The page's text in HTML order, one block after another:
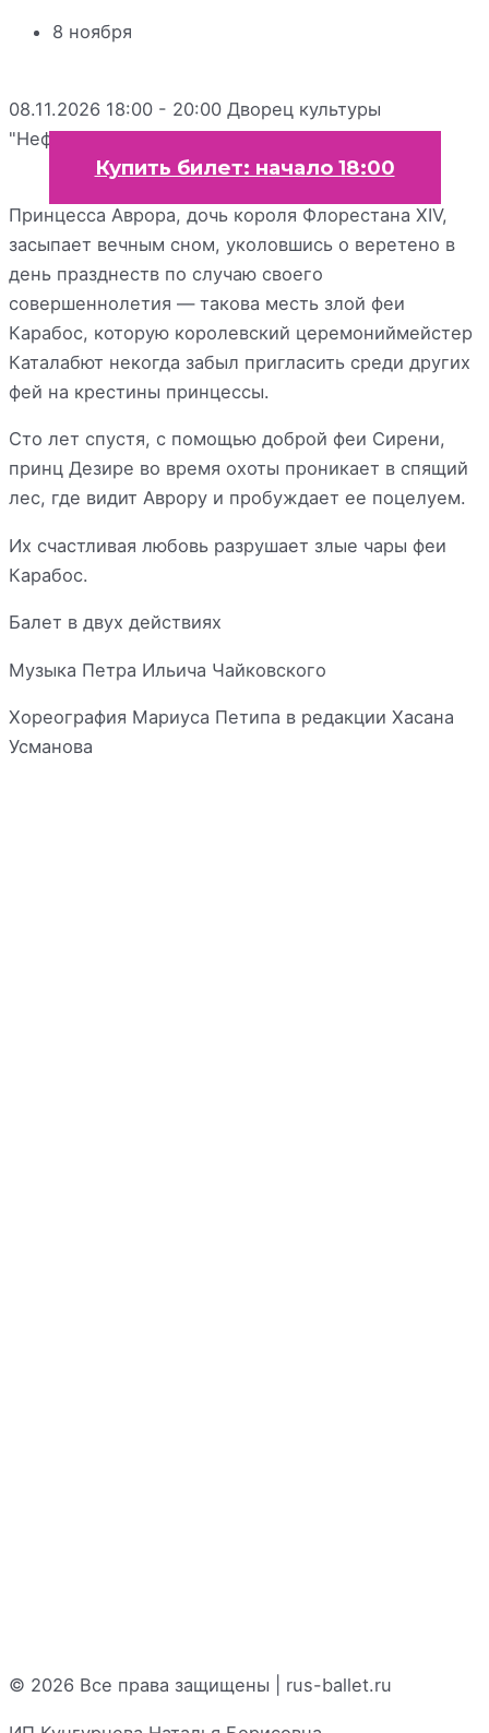
8 ноября
08.11.2026 18:00 - 20:00 Дворец культуры
"Нефтьче", ул.Ленина, 98
Купить билет: начало 18:00
Принцесса Аврора, дочь короля Флорестана XIV,
засыпает вечным сном, уколовшись о веретено в
день празднеств по случаю своего
совершеннолетия — такова месть злой феи
Карабос, которую королевский церемониймейстер
Каталабют некогда забыл пригласить среди других
фей на крестины принцессы.
Сто лет спустя, с помощью доброй феи Сирени,
принц Дезире во время охоты проникает в спящий
лес, где видит Аврору и пробуждает ее поцелуем.
Их счастливая любовь разрушает злые чары феи
Карабос.
Балет в двух действиях
Музыка Петра Ильича Чайковского
Хореография Мариуса Петипа в редакции Хасана
Усманова
© 2026 Все права защищены | rus-ballet.ru